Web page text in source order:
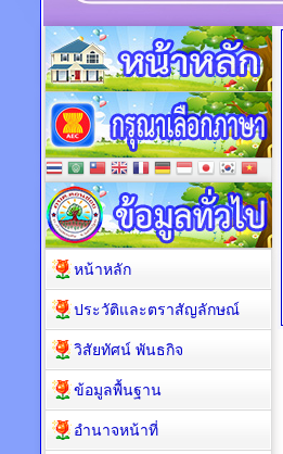
หน้าหลัก
ประวัติและตราสัญลักษณ์
วิสัยทัศน์ พันธกิจ
ข้อมูลพื้นฐาน
อำนาจหน้าที่